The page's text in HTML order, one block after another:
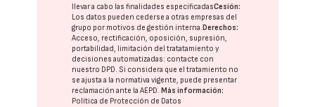
llevar a cabo las finalidades especificadasCesión:
Los datos pueden cederse a otras empresas del
grupo por motivos de gestión interna. Derechos:
Acceso, rectificación, oposición, supresión,
portabilidad, limitación del tratatamiento y
decisiones automatizadas: contacte con
nuestro DPD. Si considera que el tratamiento no
se ajusta a la normativa vigente, puede presentar
reclamación ante laAEPD. Más información:
Política de Protección de Datos